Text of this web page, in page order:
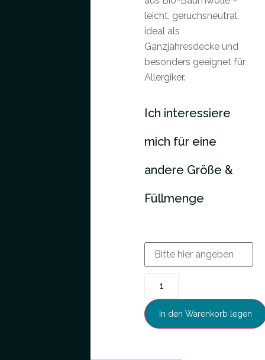
leicht, geruchsneutral,
ideal als
Ganzjahresdecke und
besonders geeignet für
Allergiker.
Ich interessiere
mich für eine
andere Größe &
Füllmenge
In den Warenkorb legen